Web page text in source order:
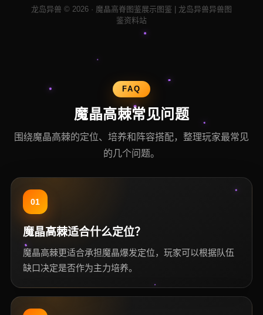
龙岛异兽 © 2026 · 魔晶高脊图鉴展示图鉴 | 龙岛异兽异兽图
鉴资料站
FAQ
魔晶高棘常见问题
围绕魔晶高棘的定位、培养和阵容搭配，整理玩家最常见
的几个问题。
01
魔晶高棘适合什么定位？
魔晶高棘更适合承担魔晶爆发定位，玩家可以根据队伍
缺口决定是否作为主力培养。